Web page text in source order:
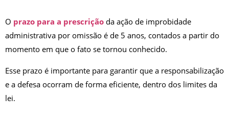
O prazo para a prescrição da ação de improbidade
administrativa por omissão é de 5 anos, contados a partir do
momento em que o fato se tornou conhecido.
Esse prazo é importante para garantir que a responsabilização
e a defesa ocorram de forma eficiente, dentro dos limites da
lei.